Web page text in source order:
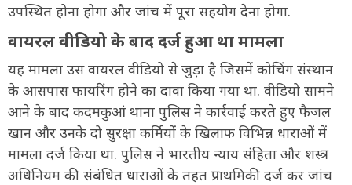
उपस्थित होना होगा और जांच में पूरा सहयोग देना होगा.
वायरल वीडियो के बाद दर्ज हुआ था मामला
यह मामला उस वायरल वीडियो से जुड़ा है जिसमें कोचिंग संस्थान
के आसपास फायरिंग होने का दावा किया गया था. वीडियो सामने
आने के बाद कदमकुआं थाना पुलिस ने कार्रवाई करते हुए फैजल
खान और उनके दो सुरक्षा कर्मियों के खिलाफ विभिन्न धाराओं में
मामला दर्ज किया था. पुलिस ने भारतीय न्याय संहिता और शस्त्र
अधिनियम की संबंधित धाराओं के तहत प्राथमिकी दर्ज कर जांच